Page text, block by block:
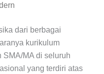
dari berbagai
kurikulum
MA di seluruh
yang terdiri atas